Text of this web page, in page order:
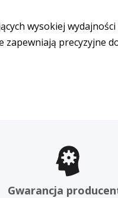
wysokiej
precyzyjne
Gwarancja